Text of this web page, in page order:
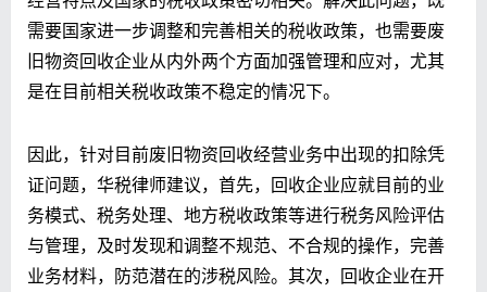
需要国家进一步调整和完善相关的税收政策，也需要废
旧物资回收企业从内外两个方面加强管理和应对，尤其
是在目前相关税收政策不稳定的情况下。
因此，针对目前废旧物资回收经营业务中出现的扣除凭
证问题，华税律师建议，首先，回收企业应就目前的业
务模式、税务处理、地方税收政策等进行税务风险评估
与管理，及时发现和调整不规范、不合规的操作，完善
业务材料，防范潜在的涉税风险。其次，回收企业在开